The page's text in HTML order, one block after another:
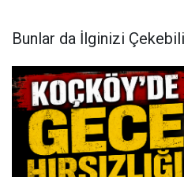
Bunlar da İlginizi